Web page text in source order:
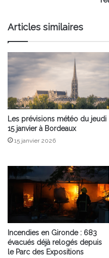
Articles similaires
Les prévisions météo du jeudi
15 janvier à Bordeaux
15 janvier 2026
Incendies en Gironde : 683
évacués déjà relogés depuis
le Parc des Expositions